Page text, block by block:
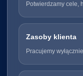
Potwierdzamy cele,
Zasoby klienta
Pracujemy